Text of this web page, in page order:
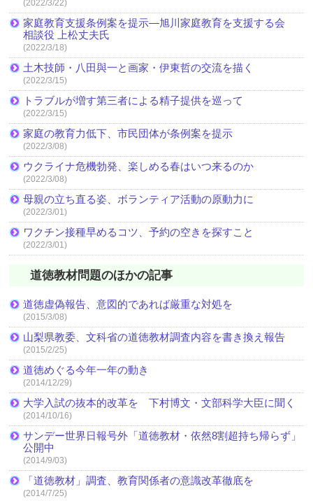
(2022/3/22)
家庭教育支援条例案を提示―旭川家庭教育を支援する会
相談役 上松丈夫氏
(2022/3/18)
土木技師・八田與一と画家・伊東哲の交流を描く
(2022/3/15)
トラブルが増す第三者による精子提供を巡って
(2022/3/15)
家庭の教育力低下、市民団体が条例案を提示
(2022/3/08)
ウクライナ危機勃発、楽しめる春はいつ来るのか
(2022/3/08)
母親の立ち直る姿、ボランティア活動の原動力に
(2022/3/01)
ワクチン接種早めるコツ、予約の空きを探すこと
(2022/3/01)
道徳教材問題のほかの記事
道徳虚偽報告、意図的であれば厳重な対処を
(2015/3/08)
山梨県教委、文科省の道徳教材調査内容を書き換え報告
(2015/2/25)
道徳めぐる今年一年の動き
(2014/12/29)
大学入試の抜本的改革を 下村博文・文部科学大臣に聞く
(2014/10/16)
サンデー世界日報号外「道徳教材・依然8割超持ち帰らず」
公開中
(2014/9/03)
「道徳教材」調査、教育関係者の意識改革徹底を
(2014/7/25)